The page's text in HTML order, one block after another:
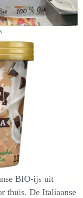
BIO-ijs uit
thuis. De Italiaanse